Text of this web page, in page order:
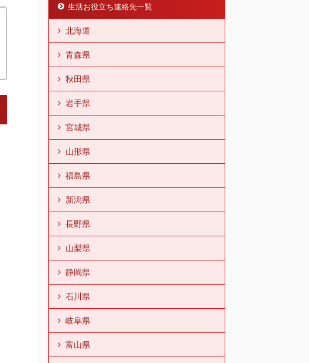
生活お役立ち連絡先一覧
北海道
青森県
秋田県
岩手県
宮城県
山形県
福島県
新潟県
長野県
山梨県
静岡県
石川県
岐阜県
富山県